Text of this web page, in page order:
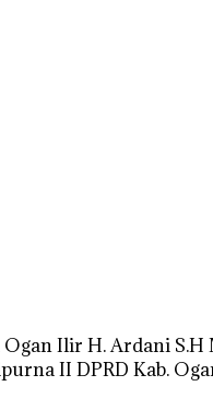
Ilir H. Ardani
II DPRD Kab.